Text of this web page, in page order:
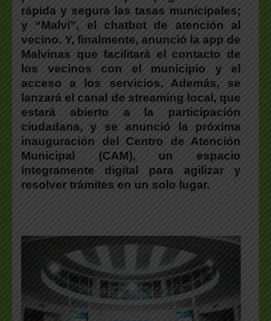
rápida y segura las tasas municipales;
y “Malvi”, el chatbot de atención al
vecino. Y, finalmente, anunció la app de
Malvinas que facilitará el contacto de
los vecinos con el municipio y el
acceso a los servicios. Además, se
lanzará el canal de streaming local, que
estará abierto a la participación
ciudadana, y se anunció la próxima
inauguración del Centro de Atención
Municipal (CAM), un espacio
íntegramente digital para agilizar y
resolver trámites en un solo lugar.